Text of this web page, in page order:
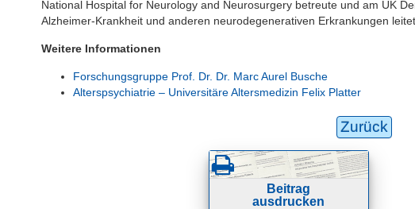
National Hospital for Neurology and Neurosurgery betreute und am UK
Alzheimer-Krankheit und anderen neurodegenerativen Erkrankungen
Weitere Informationen
Forschungsgruppe Prof. Dr. Dr. Marc Aurel Busche
Alterspsychiatrie – Universitäre Altersmedizin Felix Platter
Zurück
Beitrag
ausdrucken